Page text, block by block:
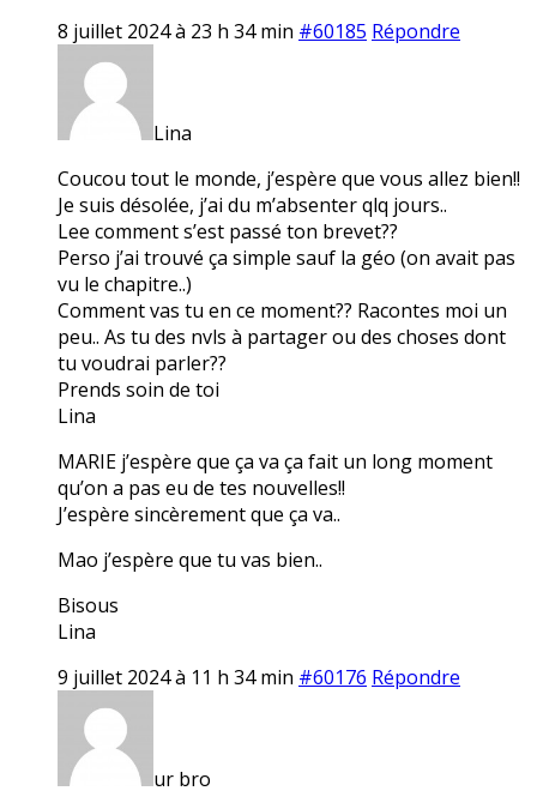
8 juillet 2024 à 23 h 34 min #60185 Répondre
Lina
Coucou tout le monde, j’espère que vous allez bien!!
Je suis désolée, j’ai du m’absenter qlq jours..
Lee comment s’est passé ton brevet??
Perso j’ai trouvé ça simple sauf la géo (on avait pas
vu le chapitre..)
Comment vas tu en ce moment?? Racontes moi un
peu.. As tu des nvls à partager ou des choses dont
tu voudrai parler??
Prends soin de toi
Lina
MARIE j’espère que ça va ça fait un long moment
qu’on a pas eu de tes nouvelles!!
J’espère sincèrement que ça va..
Mao j’espère que tu vas bien..
Bisous
Lina
9 juillet 2024 à 11 h 34 min #60176 Répondre
ur bro